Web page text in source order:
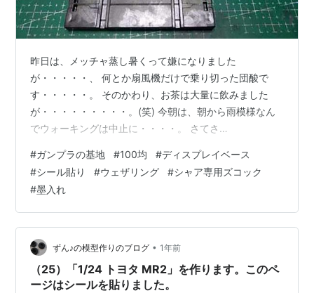
昨日は、メッチャ蒸し暑くって嫌になりました
が・・・・・、 何とか扇風機だけで乗り切った団酸で
す・・・・・。 そのかわり、お茶は大量に飲みました
が・・・・・・・・・。(笑) 今朝は、朝から雨模様なん
でウォーキングは中止に・・・・。 さてさ
その5です・・・・・・・・・・。 カタパルトに黄色を
追加塗装します・・・・・・・。 アクリル塗料専用の薄
め液を使って・・・・・・・・、 こんな感じ
に・・・・・・・・・。 お次は、シールを貼っていきま
す・・・・・・・・。 貼り終える
と・・・・・・・・・・・、 こんな感じ
に・・・・・・・・・・・・。 なんかそれらし…
#ガンプラの基地 #100均 #ディスプレイベース
#シール貼り #ウェザリング #シャア専用ズコック
#墨入れ
ずん♪の模型作りのブログ • 1年前
（25）「1/24 トヨタ MR2」を作ります。このペ
ージはシールを貼りました。